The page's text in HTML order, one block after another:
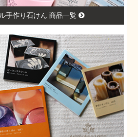
手作り石けん 商品一覧